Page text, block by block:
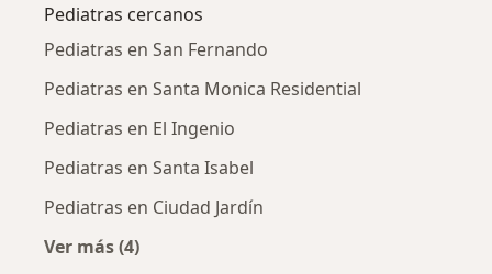
Pediatras cercanos
Pediatras en San Fernando
Pediatras en Santa Monica Residential
Pediatras en El Ingenio
Pediatras en Santa Isabel
Pediatras en Ciudad Jardín
Ver más (4)